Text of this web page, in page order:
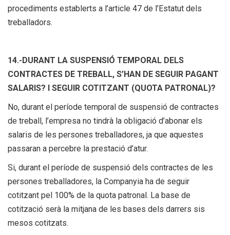
procediments establerts a l’article 47 de l’Estatut dels
treballadors.
14.-DURANT LA SUSPENSIÓ TEMPORAL DELS
CONTRACTES DE TREBALL, S’HAN DE SEGUIR PAGANT
SALARIS? I SEGUIR COTITZANT (QUOTA PATRONAL)?
No, durant el període temporal de suspensió de contractes
de treball, l’empresa no tindrà la obligació d’abonar els
salaris de les persones treballadores, ja que aquestes
passaran a percebre la prestació d’atur.
Si, durant el període de suspensió dels contractes de les
persones treballadores, la Companyia ha de seguir
cotitzant pel 100% de la quota patronal. La base de
cotització serà la mitjana de les bases dels darrers sis
mesos cotitzats.